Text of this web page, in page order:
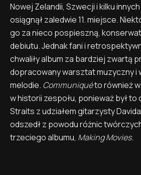
Nowej Zelandii, Szwecji i kilku
osiągnął zaledwie 11. miejsce.
go za nieco pospieszną,
debiutu. Jednak fani i
chwaliły album za bardziej zwartą
dopracowany warsztat muzyczny i
melodie. Communiquéto również
w historii zespołu, ponieważ był to
Straits z udziałem gitarzysty
odszedł z powodu różnic
trzeciego albumu, Making Movies.